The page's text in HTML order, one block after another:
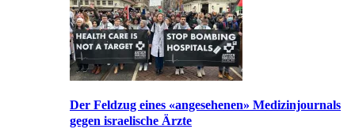
Der Feldzug eines «angesehenen» Medizinjournals
gegen israelische Ärzte